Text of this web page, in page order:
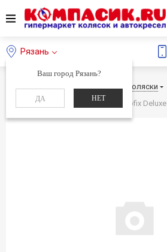
Рязань
Ваш город Рязань?
ДА НЕТ
Главная Каталог
Детские коляски
Детское автокресло Kiwy SPF1 Isofix Deluxe